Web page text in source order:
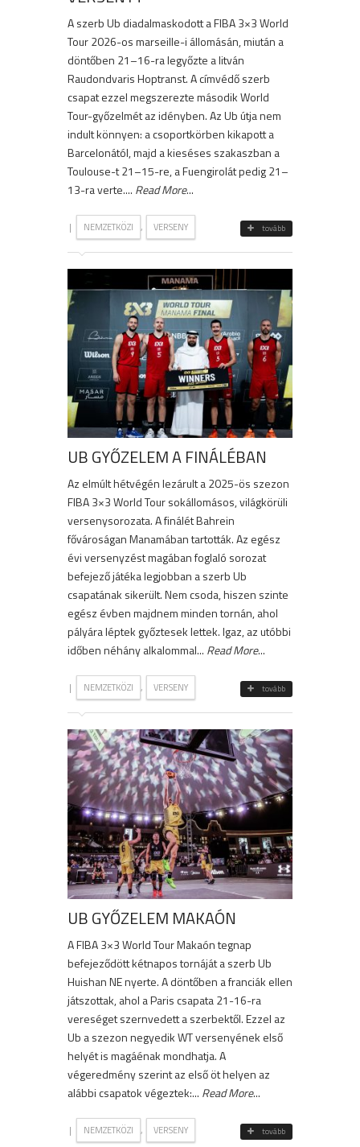
A szerb Ub diadalmaskodott a FIBA 3×3 World
Tour 2026-os marseille-i állomásán, miután a
döntőben 21–16-ra legyőzte a litván
Raudondvaris Hoptranst. A címvédő szerb
csapat ezzel megszerezte második World
Tour-győzelmét az idényben. Az Ub útja nem
indult könnyen: a csoportkörben kikapott a
Barcelonától, majd a kieséses szakaszban a
Toulouse-t 21–15-re, a Fuengirolát pedig 21–
13-ra verte.... Read More...
| NEMZETKÖZI , VERSENY tovább
UB GYŐZELEM A FINÁLÉBAN
Az elmúlt hétvégén lezárult a 2025-ös szezon
FIBA 3×3 World Tour sokállomásos, világkörüli
versenysorozata. A finálét Bahrein
fővároságan Manamában tartották. Az egész
évi versenyzést magában foglaló sorozat
befejező játéka legjobban a szerb Ub
csapatának sikerült. Nem csoda, hiszen szinte
egész évben majdnem minden tornán, ahol
pályára léptek győztesek lettek. Igaz, az utóbbi
időben néhány alkalommal... Read More...
| NEMZETKÖZI , VERSENY tovább
UB GYŐZELEM MAKAÓN
A FIBA 3×3 World Tour Makaón tegnap
befejeződött kétnapos tornáját a szerb Ub
Huishan NE nyerte. A döntőben a franciák ellen
játszottak, ahol a Paris csapata 21-16-ra
vereséget szernvedett a szerbektől. Ezzel az
Ub a szezon negyedik WT versenyének első
helyét is magáénak mondhatja. A
végeredmény szerint az első öt helyen az
alábbi csapatok végeztek:... Read More...
| NEMZETKÖZI , VERSENY tovább